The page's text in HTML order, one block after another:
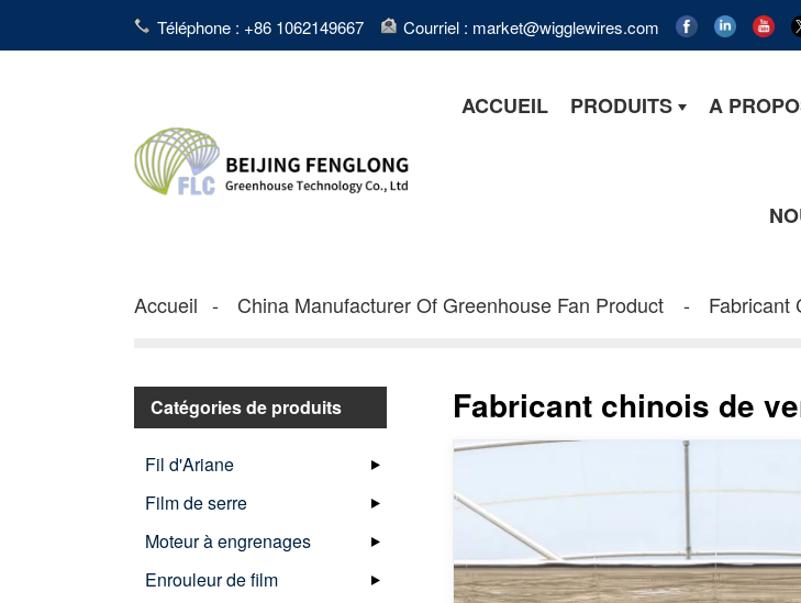
Téléphone : +86 1062149667 Courriel : market@wigglewires.com
ACCUEIL PRODUITS A
Accueil China Manufacturer Of Greenhouse Fan Product Fabricant
Catégories de produits
Fil d'Ariane
Film de serre
Moteur à engrenages
Enrouleur de film
Fabricant chinois de